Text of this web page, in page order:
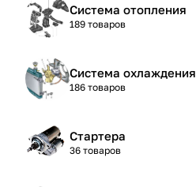
Система отопления
189 товаров
Система охлаждения
186 товаров
Стартера
36 товаров